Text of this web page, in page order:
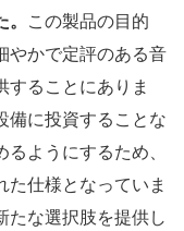
この製品の目的
やかで定評のある音
することにありま
備に投資することな
ようにするため、
た仕様となっていま
たな選択肢を提供し